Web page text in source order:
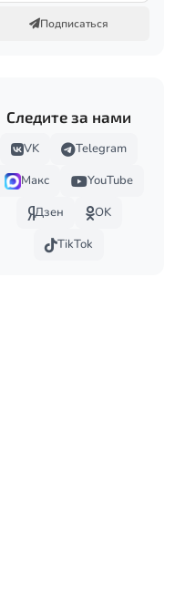
Подписаться
Следите за нами
VK
Telegram
Макс
YouTube
Дзен
OK
TikTok